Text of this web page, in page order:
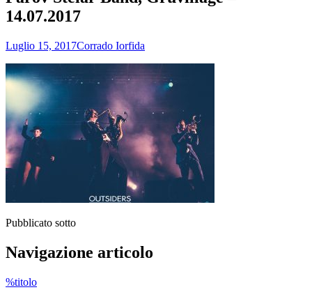
14.07.2017
Luglio 15, 2017Corrado Iorfida
Pubblicato sotto
Navigazione articolo
%titolo